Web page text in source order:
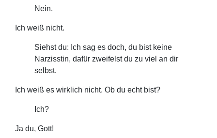
Nein.
Ich weiß nicht.
Siehst du: Ich sag es doch, du bist keine
Narzisstin, dafür zweifelst du zu viel an dir
selbst.
Ich weiß es wirklich nicht. Ob du echt bist?
Ich?
Ja du, Gott!